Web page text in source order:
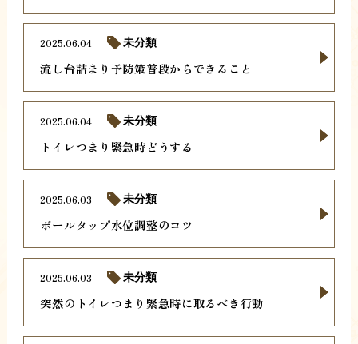
流し台詰まり予防策普段からできること
2025.06.04 未分類
トイレつまり緊急時どうする
2025.06.04 未分類
ボールタップ水位調整のコツ
2025.06.03 未分類
突然のトイレつまり緊急時に取るべき行動
2025.06.03 未分類